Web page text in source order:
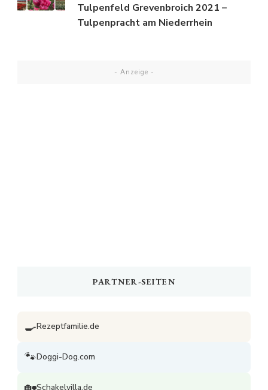
Tulpenfeld Grevenbroich 2021 –
Tulpenpracht am Niederrhein
- Anzeige -
PARTNER-SEITEN
🍳Rezeptfamilie.de
🐾Doggi-Dog.com
Schakelvilla.de